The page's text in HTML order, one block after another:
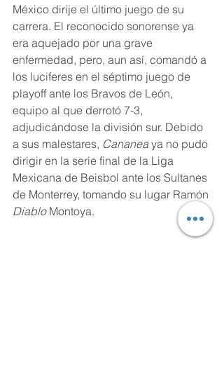
México dirije el último juego de su
carrera. El reconocido sonorense ya
era aquejado por una grave
enfermedad, pero, aun así, comandó a
los luciferes en el séptimo juego de
playoff ante los Bravos de León,
equipo al que derrotó 7-3,
adjudicándose la división sur. Debido
a sus malestares, Cananea ya no pudo
dirigir en la serie final de la Liga
Mexicana de Beisbol ante los Sultanes
de Monterrey, tomando su lugar Ramón
Diablo Montoya.